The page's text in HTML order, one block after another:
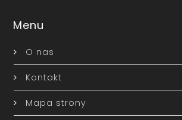
Menu
O nas
Kontakt
Mapa strony